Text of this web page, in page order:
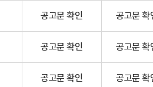
공고문 확인 공고문 확
공고문 확인 공고문 확
공고문 확인 공고문 확